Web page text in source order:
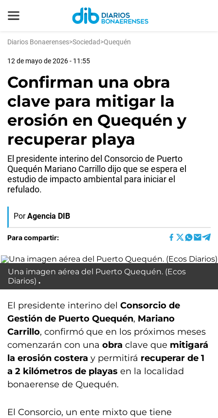
Diarios Bonaerenses>Sociedad>Quequén
12 de mayo de 2026 - 11:55
Confirman una obra
clave para mitigar la
erosión en Quequén y
recuperar playa
El presidente interino del Consorcio de Puerto
Quequén Mariano Carrillo dijo que se espera el
estudio de impacto ambiental para iniciar el
refulado.
Por Agencia DIB
Para compartir:
Una imagen aérea del Puerto Quequén. (Ecos
Diarios)
El presidente interino del Consorcio de
Gestión de Puerto Quequén, Mariano
Carrillo, confirmó que en los próximos meses
comenzarán con una obra clave que mitigará
la erosión costera y permitirá recuperar de 1
a 2 kilómetros de playas en la localidad
bonaerense de Quequén.
El Consorcio, un ente mixto que tiene